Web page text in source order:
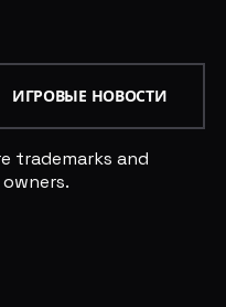
ИГРОВЫЕ НОВОСТИ
trademarks and